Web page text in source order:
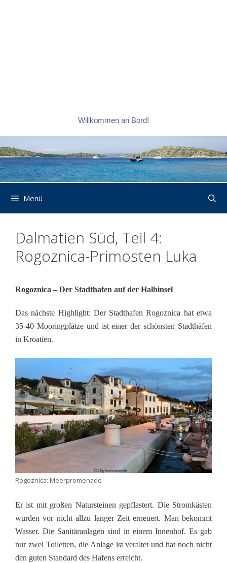
Willkommen an Bord!
Menü
Dalmatien Süd, Teil 4:
Rogoznica-Primosten Luka
Rogoznica – Der Stadthafen auf der Halbinsel
Das nächste Highlight: Der Stadthafen Rogoznica hat etwa
35-40 Mooringplätze und ist einer der schönsten Stadthäfen
in Kroatien.
Rogoznica: Meerpromenade
Er ist mit großen Natursteinen gepflastert. Die Stromkästen
wurden vor nicht allzu langer Zeit erneuert. Man bekommt
Wasser. Die Sanitäranlagen sind in einem Innenhof. Es gab
nur zwei Toiletten, die Anlage ist veraltet und hat noch nicht
den guten Standard des Hafens erreicht.